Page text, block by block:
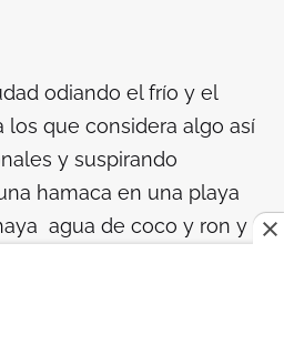
odiando el frío y el
los que considera algo así
y suspirando
hamaca en una playa
agua de coco y ron y